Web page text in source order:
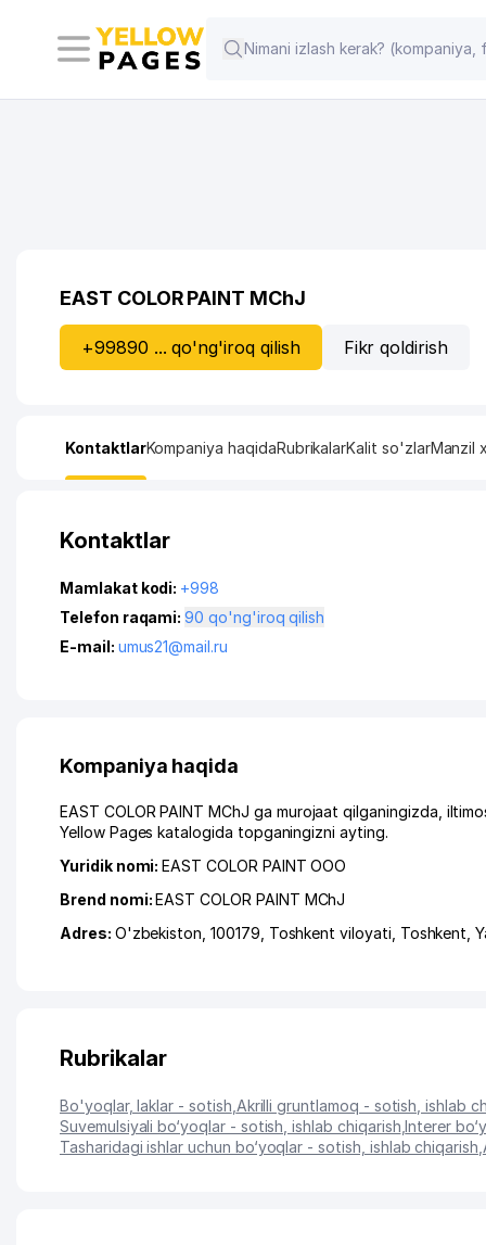
EAST COLOR PAINT MChJ
+99890 ... qo'ng'iroq qilish Fikr qoldirish
KontaktlarKompaniya haqidaRubrikalarKalit so'zlarManzil
Kontaktlar
Mamlakat kodi: +998
Telefon raqami:
90 qo'ng'iroq qilish
E-mail: umus21@mail.ru
Kompaniya haqida
EAST COLOR PAINT MChJ ga murojaat qilganingizda,
Yellow Pages katalogida topganingizni ayting.
Yuridik nomi:EAST COLOR PAINT ООО
Brend nomi:EAST COLOR PAINT MChJ
Adres: O'zbekiston, 100179, Toshkent viloyati Toshkent ,
Rubrikalar
Bo'yoqlar, laklar - sotish Akrilli gruntlamoq - sotish, ishlab
Suvemulsiyali bo‘yoqlar - sotish, ishlab chiqarish ,Interer
Tasharidagi ishlar uchun bo‘yoqlar - sotish, ishlab chiqarish